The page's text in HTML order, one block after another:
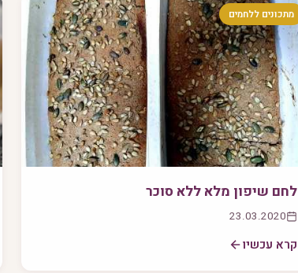
מתכונים ללחמים
לחם שיפון מלא ללא סוכר
23.03.2020
קרא עכשיו